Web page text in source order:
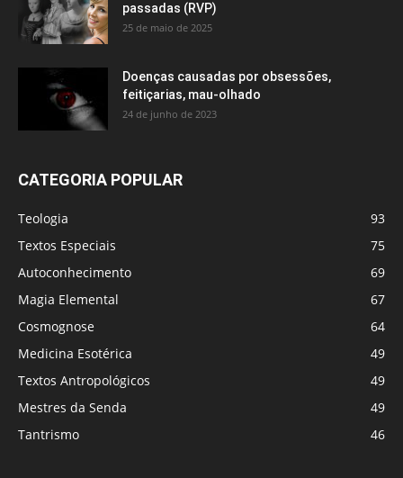
passadas (RVP)
25 de maio de 2025
Doenças causadas por obsessões,
feitiçarias, mau-olhado
24 de junho de 2023
CATEGORIA POPULAR
Teologia
93
Textos Especiais
75
Autoconhecimento
69
Magia Elemental
67
Cosmognose
64
Medicina Esotérica
49
Textos Antropológicos
49
Mestres da Senda
49
Tantrismo
46